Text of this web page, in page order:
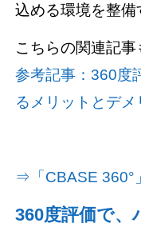
込める環境を整備
こちらの関連記事
参考記事：360度
るメリットとデメ
⇒「CBASE 360°
360度評価で、